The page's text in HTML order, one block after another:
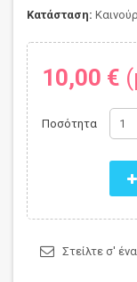
Κατάσταση:
10,00 €
Ποσότητα
Στείλτε σ'